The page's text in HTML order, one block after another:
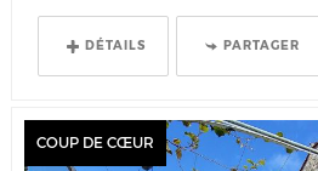
DÉTAILS PARTAGER
COUP DE CŒUR